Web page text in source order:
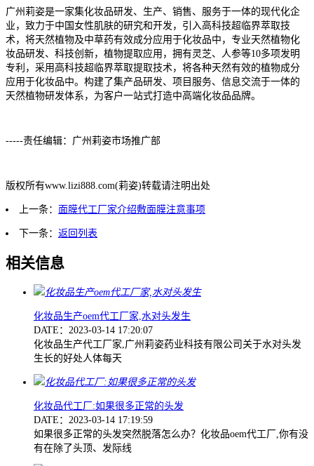
广州莉姿是一家集化妆品研发、生产、销售、服务于一体的现代化企
业，致力于中国女性肌肤的研究和开发，引入高科技超临界萃取技
术，将天然植物及中草药有效成分应用于化妆品中，专业天然植物化
妆品研发、科技创新，植物提取应用，拥有灵芝、人参等10多项发明
专利，采用高科技超临界萃取提取技术，将各种天然有效的植物成分
应用于化妆品中。构建了集产品研发、项目服务、信息交流于一体的
天然植物研发体系，为客户一站式打造中高端化妆品品牌。
-----责任编辑：广州莉姿市场推广部
版权所有www.lizi888.com(莉姿)转载请注明出处
上一条： 面膜代工厂家介绍敷面膜注意事项
下一条： 返回列表
相关信息
化妆品生产oem代工厂家,水对头发生
DATE：2023-03-14 17:20:07
化妆品生产代工厂家,广州莉姿药业科技有限公司关于水对头发
生长的好处人体每天
化妆品代工厂:如果很多正常的头发
DATE：2023-03-14 17:19:59
如果很多正常的头发突然脱落怎么办？化妆品oem代工厂,你有没
有在除了头顶、发际线